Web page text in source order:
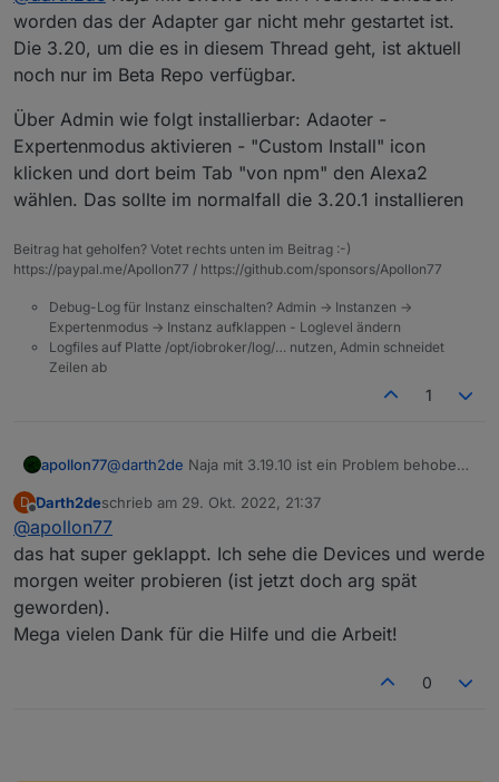
ich habe in Alexa diverse Geräte, (Im
Wohnzimmer sind also diverse Geräte
unterschiedlicher Hersteller) welche in Alexa
unter einer Gruppe angelegt wurde. Dann
"iobroker" das Device "Alexa - Wohnzimmer"
einbinden und kann it einem Klick in der AIO
Mediola App die unterschiedlichen Geräte
steuern ( also yeelight Lampe, Osram
Steckdose, Hue Lichter und andere unbekannte
iobroker sondern mache mir die gefundenen Devices
zu nutze um sie über iobroker in Der Mediola -App
mit einem Button steuern zu können.
Muss ich etwas aktualisieren um die 3.20 Version zu
sehen oder wird mir die später automatisch
angezeigt?
worden das der Adapter gar nicht mehr gestartet ist.
Die 3.20, um die es in diesem Thread geht, ist aktuell
noch nur im Beta Repo verfügbar.
Über Admin wie folgt installierbar: Adaoter -
Expertenmodus aktivieren - "Custom Install" icon
klicken und dort beim Tab "von npm" den Alexa2
wählen. Das sollte im normalfall die 3.20.1 installieren
Beitrag hat geholfen? Votet rechts unten im Beitrag :-)
https://paypal.me/Apollon77 / https://github.com/sponsors/Apollon77
Debug-Log für Instanz einschalten? Admin -> Instanzen ->
Expertenmodus -> Instanz aufklappen - Loglevel ändern
Logfiles auf Platte /opt/iobroker/log/… nutzen, Admin schneidet
Zeilen ab
1
apollon77@darth2de Naja mit 3.19.10 ist ein Problem behoben
Die 3.20, um die es in diesem Thread geht, ist aktuell
noch nur im Beta Repo verfügbar.
Über Admin wie folgt installierbar: Adaoter -
Expertenmodus aktivieren - "Custom Install" icon
klicken und dort beim Tab "von npm" den Alexa2
wählen. Das sollte im normalfall die 3.20.1 installieren
D
Offline
Darth2deschrieb am 29. Okt. 2022, 21:37
zuletzt editiert von
@apollon77
das hat super geklappt. Ich sehe die Devices und werde
morgen weiter probieren (ist jetzt doch arg spät
geworden).
Mega vielen Dank für die Hilfe und die Arbeit!
0